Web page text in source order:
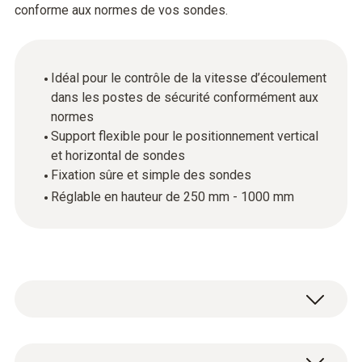
conforme aux normes de vos sondes.
Idéal pour le contrôle de la vitesse d’écoulement
dans les postes de sécurité conformément aux
normes
Support flexible pour le positionnement vertical
et horizontal de sondes
Fixation sûre et simple des sondes
Réglable en hauteur de 250 mm - 1000 mm